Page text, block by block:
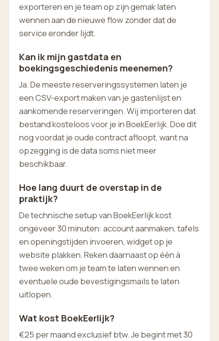
exporteren en je team op zijn gemak laten
wennen aan de nieuwe flow zonder dat de
service eronder lijdt.
Kan ik mijn gastdata en
boekingsgeschiedenis meenemen?
Ja. De meeste reserveringssystemen laten je
een CSV-export maken van je gastenlijst en
aankomende reserveringen. Wij importeren dat
bestand kosteloos voor je in BoekEerlijk. Doe dit
nog voordat je oude contract afloopt, want na
opzegging is de data soms niet meer
beschikbaar.
Hoe lang duurt de overstap in de
praktijk?
De technische setup van BoekEerlijk kost
ongeveer 30 minuten: account aanmaken, tafels
en openingstijden invoeren, widget op je
website plakken. Reken daarnaast op één à
twee weken om je team te laten wennen en
eventuele oude bevestigingsmails te laten
uitlopen.
Wat kost BoekEerlijk?
€25 per maand exclusief btw. Je begint met 30